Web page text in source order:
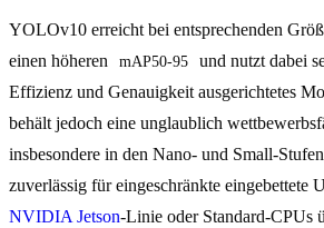
YOLOv10 erreicht bei entsprechenden
einen höheren
mAP50-95
und nutzt dabei
Effizienz und Genauigkeit ausgerichtetes
behält jedoch eine unglaublich
insbesondere in den Nano- und Small-
zuverlässig für eingeschränkte eingebettete
NVIDIA Jetson-Linie oder Standard-CPUs